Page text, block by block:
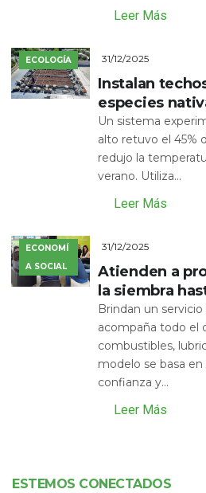
Leer Más
ECOLOGÍA 31/12/2025
Instalan
especies
Un sistema
alto retuvo el 45%
redujo la
verano. Utiliza...
Leer Más
ECONOMÍ
A SOCIAL
31/12/2025
Atienden a
la siembra
Brindan un
acompaña todo el
combustibles,
modelo se basa
confianza y...
Leer Más
ESTEMOS CONECTADOS